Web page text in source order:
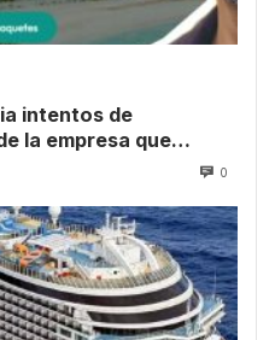
intentos de
la empresa que
0